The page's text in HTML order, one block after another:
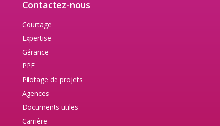
Contactez-nous
Courtage
Expertise
Gérance
PPE
Pilotage de projets
Agences
Documents utiles
Carrière